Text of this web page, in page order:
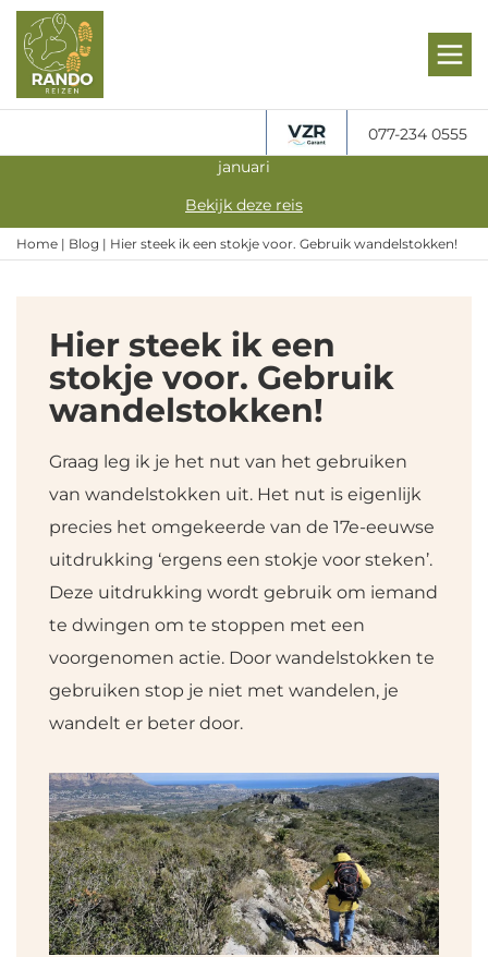
077-234 0555
Gegarandeerd vertrek: Actief Overwinteren in Andalusië in
januari
Bekijk deze reis
Home | Blog | Hier steek ik een stokje voor. Gebruik wandelstokken!
Hier steek ik een
stokje voor. Gebruik
wandelstokken!
Graag leg ik je het nut van het gebruiken
van wandelstokken uit. Het nut is eigenlijk
precies het omgekeerde van de 17e-eeuwse
uitdrukking ‘ergens een stokje voor steken’.
Deze uitdrukking wordt gebruik om iemand
te dwingen om te stoppen met een
voorgenomen actie. Door wandelstokken te
gebruiken stop je niet met wandelen, je
wandelt er beter door.